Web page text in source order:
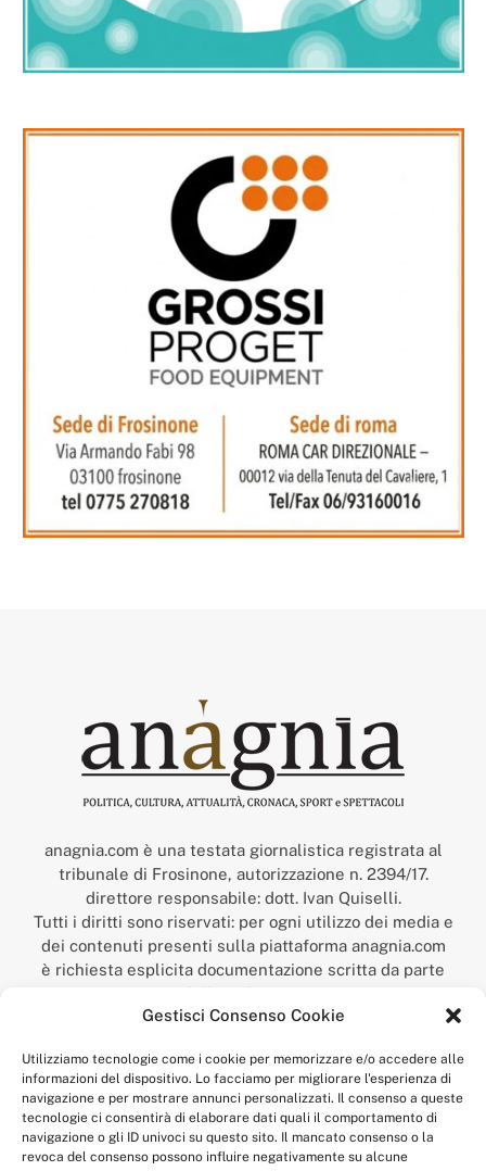
Gestisci Consenso Cookie
Utilizziamo tecnologie come i cookie per memorizzare e/o accedere alle
informazioni del dispositivo. Lo facciamo per migliorare l'esperienza di
navigazione e per mostrare annunci personalizzati. Il consenso a queste
tecnologie ci consentirà di elaborare dati quali il comportamento di
navigazione o gli ID univoci su questo sito. Il mancato consenso o la
revoca del consenso possono influire negativamente su alcune
anagnia.com è una testata giornalistica registrata al
tribunale di Frosinone, autorizzazione n. 2394/17.
direttore responsabile: dott. Ivan Quiselli.
Tutti i diritti sono riservati: per ogni utilizzo dei media e
dei contenuti presenti sulla piattaforma anagnia.com
è richiesta esplicita documentazione scritta da parte
della redazione.
“Anagnia” è un marchio registrato presso l’Ufficio Italiano
Economico,
num. registrazione: 302017000014044 del 9 febbraio 2017.
Per contatti:redazione@anagnia.com